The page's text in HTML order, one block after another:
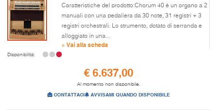
Caratteristiche del prodotto:Chorum 40 è un organo a 2
manuali con una pedaliera da 30 note, 31 registri + 3
registri orchestrali. Lo strumento, dotato di serranda e
alloggiato in una...
» Vai alla scheda
Disponibilità:
€ 6.637,00
Al momento non disponibile.
CONTATTACI AVVISAMI QUANDO DISPONIBILE